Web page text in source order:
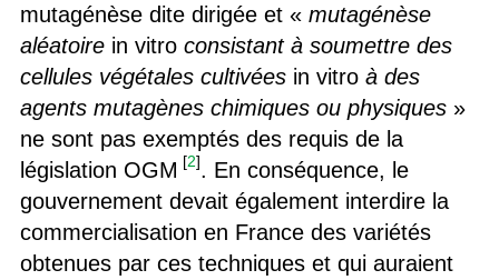
mutagénèse dite dirigée et « mutagénèse
aléatoirein vitro consistant à soumettre des
cellules végétales cultivéesin vitro à des
agents mutagènes chimiques ou physiques»
ne sont pas exemptés des requis de la
législation OGM [2]. En conséquence, le
gouvernement devait également interdire la
commercialisation en France des variétés
obtenues par ces techniques et qui auraient